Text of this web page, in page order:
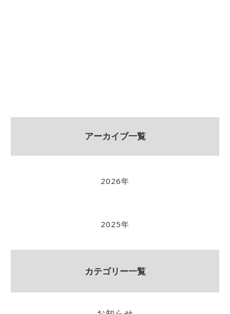
アーカイブ一覧
2026年
2025年
カテゴリー一覧